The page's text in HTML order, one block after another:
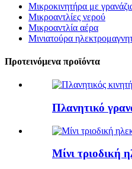
Μικροκινητήρα με
Μικροαντλίες νερού
Μικροαντλία αέρα
Μινιατούρα
Προτεινόμενα προϊόντα
Πλανητικό
Μίνι τριοδική